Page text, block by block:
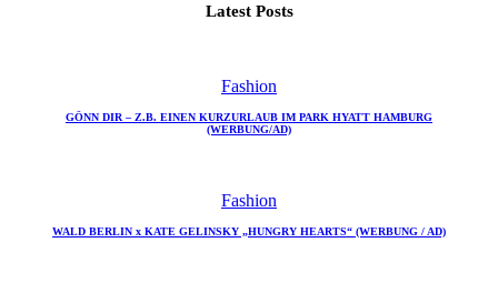
Latest Posts
Fashion
GÖNN DIR – Z.B. EINEN KURZURLAUB IM PARK HYATT HAMBURG
(WERBUNG/AD)
Fashion
WALD BERLIN x KATE GELINSKY „HUNGRY HEARTS“ (WERBUNG / AD)